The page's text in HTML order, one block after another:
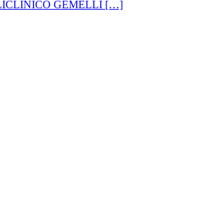
GEMELLI […]